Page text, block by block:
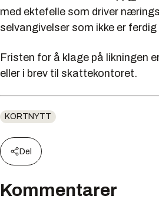
med ektefelle som driver
selvangivelser som ikke er
Fristen for å klage på likningen
eller i brev til skattekontoret.
KORTNYTT
Del
Kommentarer